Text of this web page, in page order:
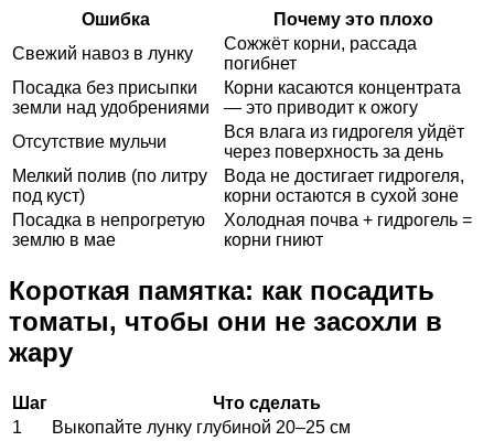
Ошибка
Почему это плохо
Свежий навоз в лунку
Сожжёт корни, рассада
погибнет
Посадка без присыпки
земли над удобрениями
Корни касаются концентрата
— это приводит к ожогу
Отсутствие мульчи
Вся влага из гидрогеля уйдёт
через поверхность за день
Мелкий полив (по литру
под куст)
Вода не достигает гидрогеля,
корни остаются в сухой зоне
Посадка в непрогретую
землю в мае
Холодная почва + гидрогель =
корни гниют
Короткая памятка: как посадить
томаты, чтобы они не засохли в
жару
Шаг
Что сделать
1
Выкопайте лунку глубиной 20–25 см